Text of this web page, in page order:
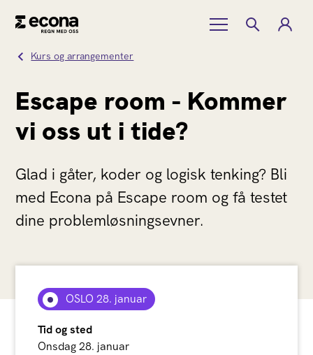
Kurs og arrangementer
Escape room - Kommer
vi oss ut i tide?
Glad i gåter, koder og logisk tenking? Bli
med Econa på Escape room og få testet
dine problemløsningsevner.
OSLO 28. januar
Tid og sted
Onsdag 28. januar